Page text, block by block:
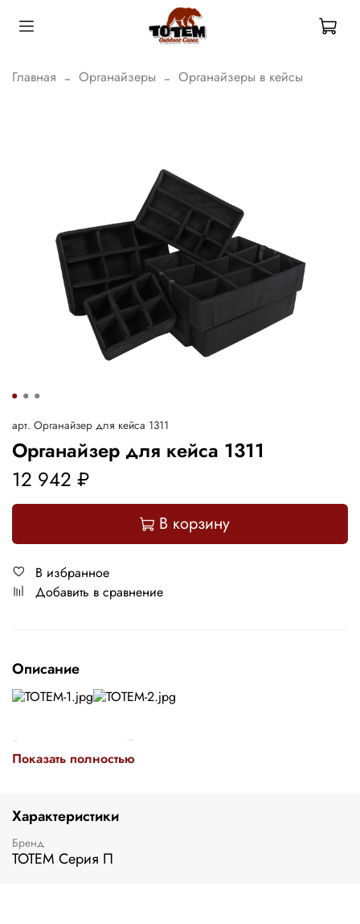
Главная Органайзеры Органайзеры в кейсы
арт. Органайзер для кейса 1311
Органайзер для кейса 1311
12 942 ₽
В корзину
В избранное
Добавить в сравнение
Описание
Буклет в формате .pdf
Показать полностью
Характеристики
Бренд
ТОТЕМ Серия П